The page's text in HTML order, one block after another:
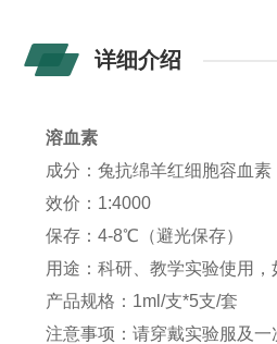
详细介绍
溶血素
成分：兔抗绵羊红细胞容血素
效价：1:4000
保存：4-8℃（避光保存）
用途：科研、教学实验使用
产品规格：1ml/支*5支/套
注意事项：请穿戴实验服及一